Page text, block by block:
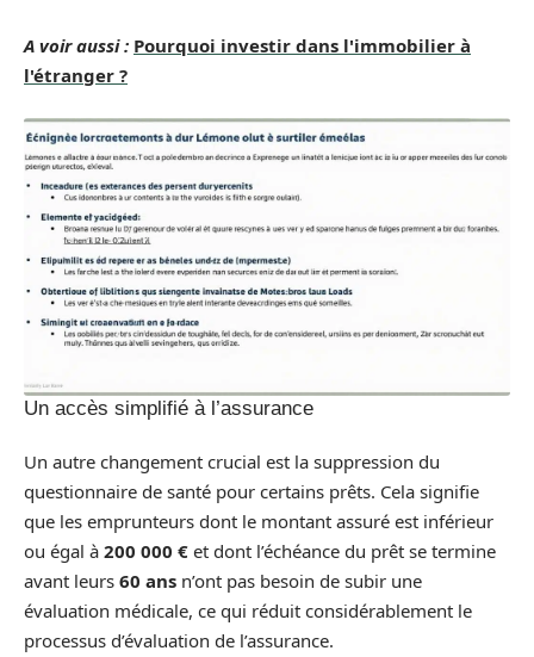
A voir aussi : Pourquoi investir dans l'immobilier à
l'étranger ?
Un accès simplifié à l’assurance
Un autre changement crucial est la suppression du
questionnaire de santé pour certains prêts. Cela signifie
que les emprunteurs dont le montant assuré est inférieur
ou égal à 200 000 € et dont l’échéance du prêt se termine
avant leurs 60 ans n’ont pas besoin de subir une
évaluation médicale, ce qui réduit considérablement le
processus d’évaluation de l’assurance.